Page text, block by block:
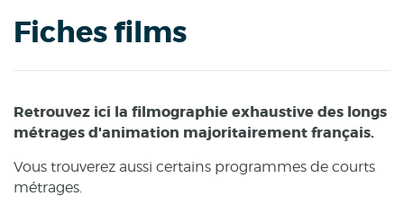
Fiches films
Retrouvez ici la filmographie exhaustive des longs
métrages d'animation majoritairement français.
Vous trouverez aussi certains programmes de courts
métrages.